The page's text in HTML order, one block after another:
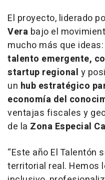
El proyecto, liderado
Vera bajo el
mucho más que
talento emergente,
startup regional y
un hub estratégico
economía del
ventajas fiscales y
de la Zona Especial
“Este año El Talentón
territorial real. Hemos